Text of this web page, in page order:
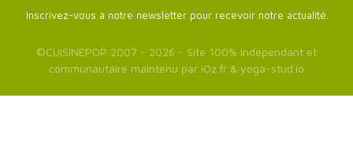
Inscrivez-vous à notre newsletter pour recevoir notre actualité.
©CUISINEPOP 2007 - 2026 - Site 100% indépendant et
communautaire maintenu par iOz.fr & yoga-stud.io